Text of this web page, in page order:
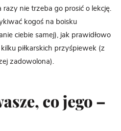
nie trzeba go prosić o lekcję.
kogoś na boisku
ciebie samej), jak prawidłowo
piłkarskich przyśpiewek (z
zadowolona).
co jego –